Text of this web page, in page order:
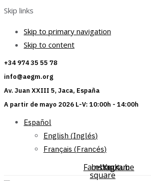
Skip links
Skip to primary navigation
Skip to content
+34 974 35 55 78
info@aegm.org
Av. Juan XXIII 5, Jaca, España
A partir de mayo 2026 L-V: 10:00h - 14:00h
Español
English (Inglés)
Français (Francés)
Facebook-
square
Instagram
Youtube